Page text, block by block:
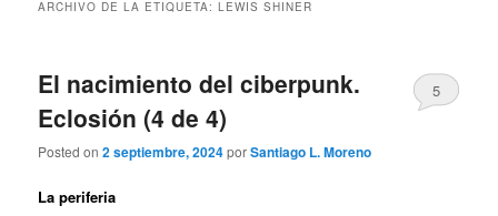
ARCHIVO DE LA ETIQUETA:LEWIS SHINER
El nacimiento del ciberpunk.
Eclosión (4 de 4)
Posted on2 septiembre, 2024porSantiago L. Moreno
5
La periferia